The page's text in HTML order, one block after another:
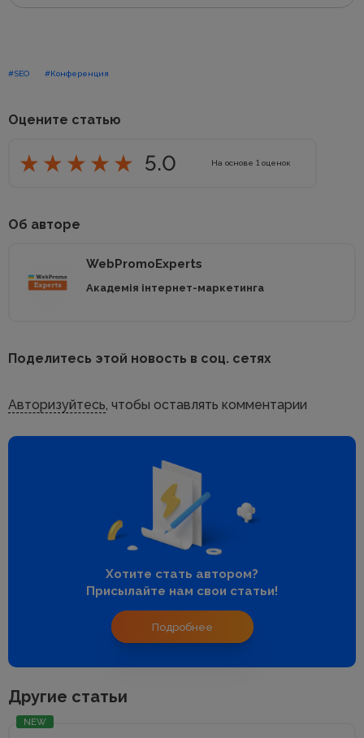
#SEO #Конференция
Оцените статью
5.0 На основе 1 оценок
Об авторе
WebPromoExperts
Академія інтернет-маркетинга
Поделитесь этой новость в соц. сетях
Авторизуйтесь, чтобы оставлять комментарии
Хотите стать автором?
Присылайте нам свои статьи!
Подробнее
Другие статьи
NEW